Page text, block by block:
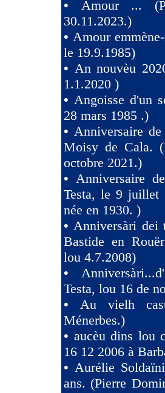
• Amour ...
30.11.2023.)
• Amour
le 19.9.1985)
• An nouvèu
1.1.2020 )
• Angoisse d'un
28 mars 1985 .)
•Anniversaire
Moisy de Cala.
octobre 2021.)
• Anniversaire
Testa, le 9 juillet
née en 1930. )
•Anniversàri dei
Bastide en
lou 4.7.2008)
•
Testa, lou 16 de
• Au vielh
Ménerbes.)
• aucèu dins lou
16 12 2006 à
• Aurélie
ans. (Pierre